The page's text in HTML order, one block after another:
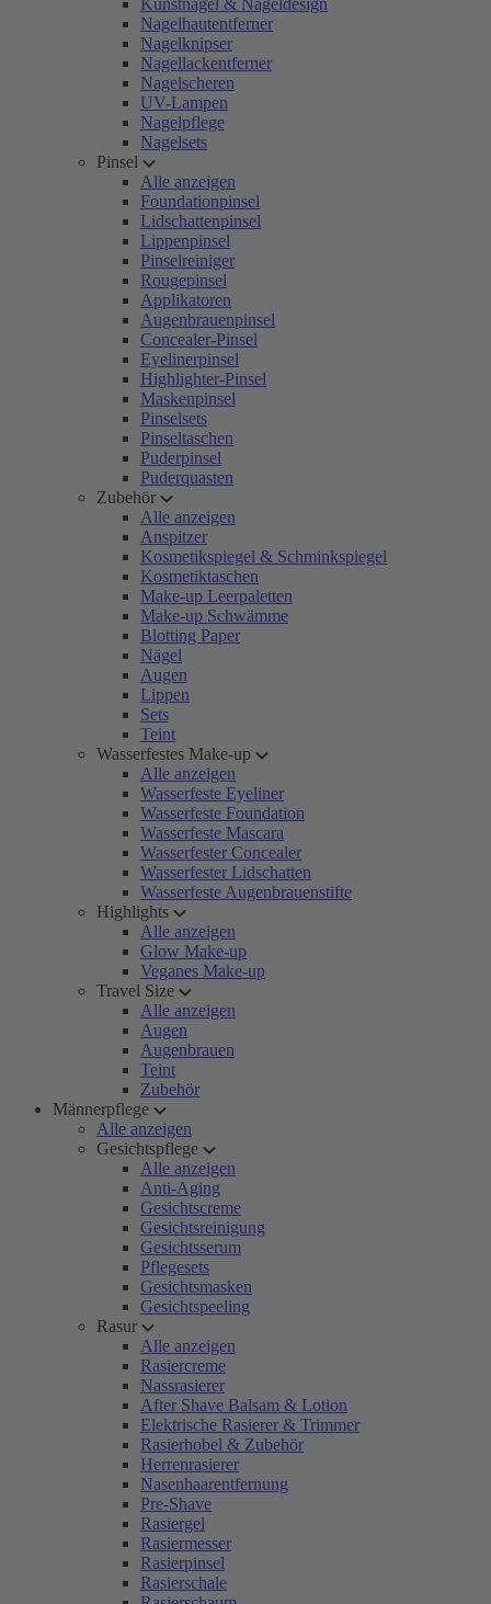
Kunstnägel & Nageldesign
Nagelhautentferner
Nagelknipser
Nagellackentferner
Nagelscheren
UV-Lampen
Nagelpflege
Nagelsets
Pinsel
Alle anzeigen
Foundationpinsel
Lidschattenpinsel
Lippenpinsel
Pinselreiniger
Rougepinsel
Applikatoren
Augenbrauenpinsel
Concealer-Pinsel
Eyelinerpinsel
Highlighter-Pinsel
Maskenpinsel
Pinselsets
Pinseltaschen
Puderpinsel
Puderquasten
Zubehör
Alle anzeigen
Anspitzer
Kosmetikspiegel & Schminkspiegel
Kosmetiktaschen
Make-up Leerpaletten
Make-up Schwämme
Blotting Paper
Nägel
Augen
Lippen
Sets
Teint
Wasserfestes Make-up
Alle anzeigen
Wasserfeste Eyeliner
Wasserfeste Foundation
Wasserfeste Mascara
Wasserfester Concealer
Wasserfester Lidschatten
Wasserfeste Augenbrauenstifte
Highlights
Alle anzeigen
Glow Make-up
Veganes Make-up
Travel Size
Alle anzeigen
Augen
Augenbrauen
Teint
Zubehör
Männerpflege
Alle anzeigen
Gesichtspflege
Alle anzeigen
Anti-Aging
Gesichtscreme
Gesichtsreinigung
Gesichtsserum
Pflegesets
Gesichtsmasken
Gesichtspeeling
Rasur
Alle anzeigen
Rasiercreme
Nassrasierer
After Shave Balsam & Lotion
Elektrische Rasierer & Trimmer
Rasierhobel & Zubehör
Herrenrasierer
Nasenhaarentfernung
Pre-Shave
Rasiergel
Rasiermesser
Rasierpinsel
Rasierschale